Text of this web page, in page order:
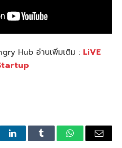
Hub อ่านเพิ่มเติม : LiVE
LinkedInTumblr WhatsAppEmail